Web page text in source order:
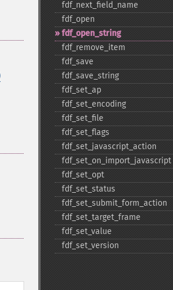
fdf_​next_​field_​name
fdf_​open
fdf_​open_​string
fdf_​remove_​item
fdf_​save
fdf_​save_​string
fdf_​set_​ap
fdf_​set_​encoding
fdf_​set_​file
fdf_​set_​flags
fdf_​set_​javascript_​action
fdf_​set_​on_​import_​javascript
fdf_​set_​opt
fdf_​set_​status
fdf_​set_​submit_​form_​action
fdf_​set_​target_​frame
fdf_​set_​value
fdf_​set_​version